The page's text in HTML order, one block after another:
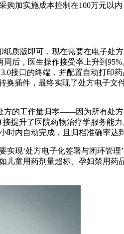
加实施成本控制在100万元以内
质版即可，现在需要在电子处
后，医生操作接受率上升到
接口的终端，并配置自动打印
插件，最终实现了处方电子文
的工作量归零——因为所有处
提升了医院药物治疗学服务能
内自动完成，且归档准确率达到
现‘处方电子化签署与闭环管
童用药剂量超标、孕妇禁用药